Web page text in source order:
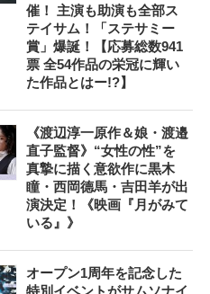
催！ 主演も助演も全部ス
テイサム！「ステサミー
賞」爆誕！【応募総数941
票 全54作品の栄冠に輝い
た作品とはー!?】
《渡辺淳一原作＆娘・渡邉
直子監督》“女性の性”を
真摯に描く意欲作に黒木
瞳・西岡德馬・吉田羊が出
演決定！《映画『月がみて
いる』》
オープン1周年を記念した